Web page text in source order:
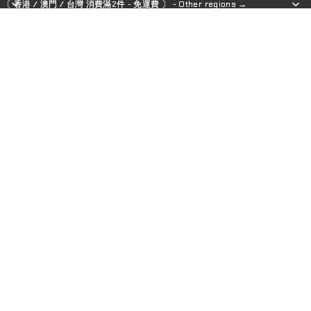
〔 香港 / 澳門 / 台灣 消費滿2件 - 免運費 〕 - Other regions →
〔 香港 / 澳門 / 台灣 消費滿2件 - 免運費 〕 - Other regions →